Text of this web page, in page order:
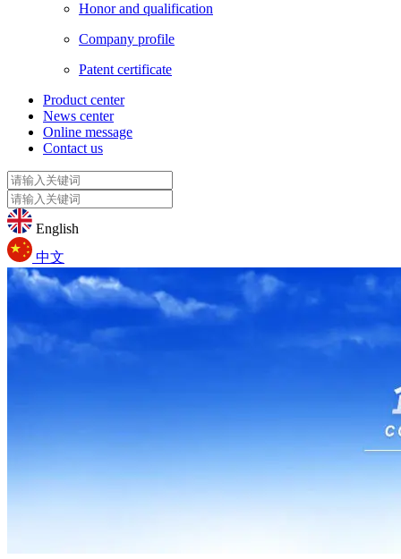
Honor and qualification
Company profile
Patent certificate
Product center
News center
Online message
Contact us
English
中文